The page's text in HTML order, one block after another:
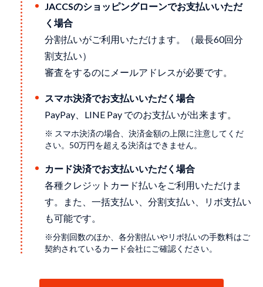
JACCSのショッピングローンでお支払いいただ
く場合
分割払いがご利用いただけます。（最長60回分
割支払い）
審査をするのにメールアドレスが必要です。
スマホ決済でお支払いいただく場合
PayPay、LINE Pay でのお支払いが出来ます。
※ スマホ決済の場合、決済金額の上限に注意してくだ
さい。50万円を超える決済はできません。
カード決済でお支払いいただく場合
各種クレジットカード払いをご利用いただけま
す。また、一括支払い、分割支払い、リボ支払い
も可能です。
※分割回数のほか、各分割払いやリボ払いの手数料はご
契約されているカード会社にご確認ください。